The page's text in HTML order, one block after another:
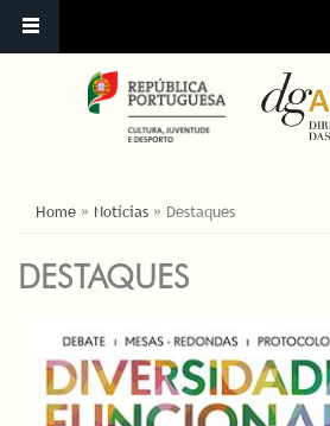
YOU ARE HERE
Home » Notícias » Destaques
DESTAQUES